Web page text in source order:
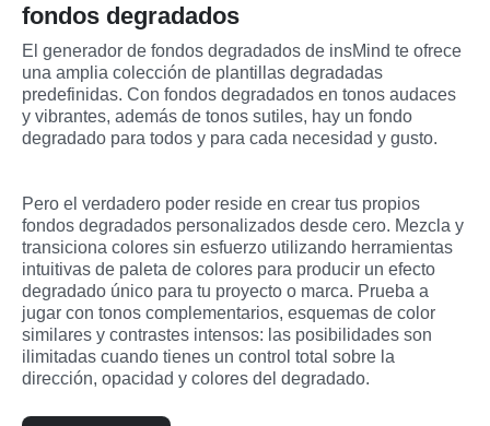
fondos degradados
El generador de fondos degradados de insMind te ofrece
una amplia colección de plantillas degradadas
predefinidas. Con fondos degradados en tonos audaces
y vibrantes, además de tonos sutiles, hay un fondo
degradado para todos y para cada necesidad y gusto.
Pero el verdadero poder reside en crear tus propios
fondos degradados personalizados desde cero. Mezcla y
transiciona colores sin esfuerzo utilizando herramientas
intuitivas de paleta de colores para producir un efecto
degradado único para tu proyecto o marca. Prueba a
jugar con tonos complementarios, esquemas de color
similares y contrastes intensos: las posibilidades son
ilimitadas cuando tienes un control total sobre la
dirección, opacidad y colores del degradado.